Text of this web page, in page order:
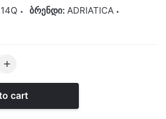
ბრენდი: ADRIATICA
cart